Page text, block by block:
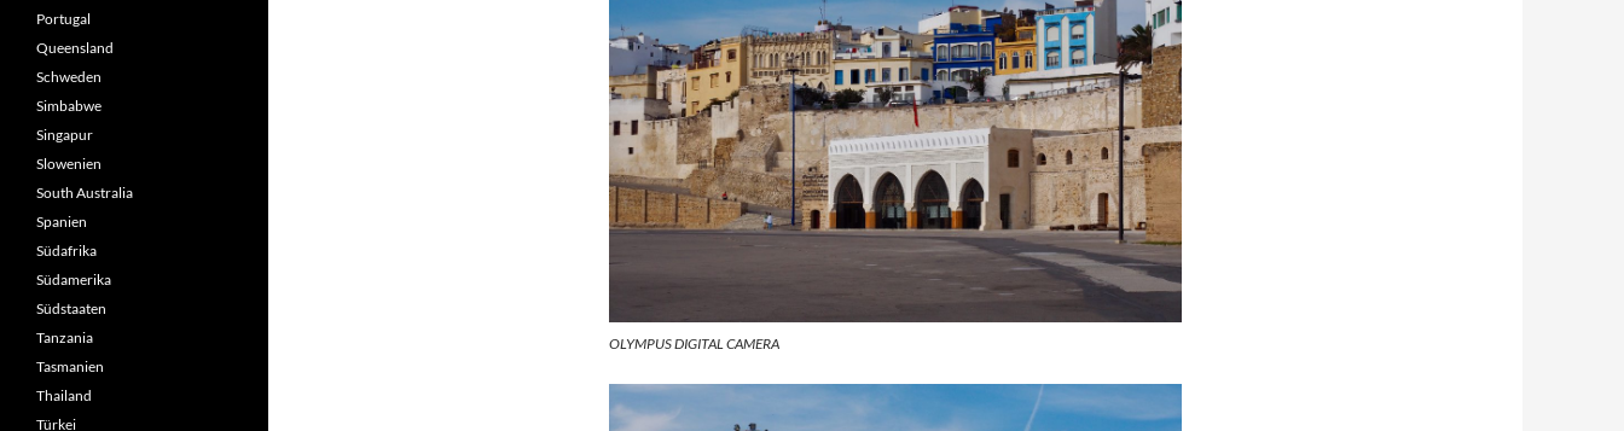
OLYMPUS DIGITAL CAMERA
Portugal
Queensland
Schweden
Simbabwe
Singapur
Slowenien
South Australia
Spanien
Südafrika
Südamerika
Südstaaten
Tanzania
Tasmanien
Thailand
Türkei